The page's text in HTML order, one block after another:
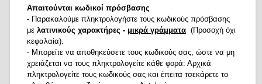
Απαιτούνται κωδικοί πρόσβασης
- Παρακαλούμε πληκτρολογήστε τους κωδικούς πρόσβασης
με λατινικούς χαρακτήρες - μικρά γράμματα (Προσοχή όχι
κεφαλαία).
- Μπορείτε να αποθηκεύσετε τους κωδικούς σας, ώστε να μη
χρειάζεται να τους πληκτρολογείτε κάθε φορά: Αρχικά
πληκτρολογείτε τους κωδικούς σας και έπειτα τσεκάρετε το